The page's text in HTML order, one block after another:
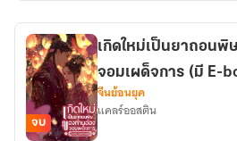
จบ
เกิดใหม่เป็นยาถอนพิ
จอมเผด็จการ (มี E-
จีนย้อนยุค
แคลร์ออสติน